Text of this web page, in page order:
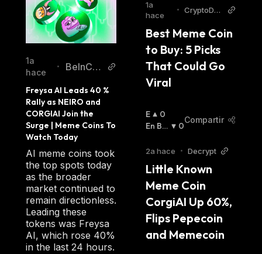
1a
hace
•
BeInCry
Freysa AI Leads 40 %
Rally as NEIRO and
CORGIAI Join the
Surge | Meme Coins To
Watch Today
AI meme coins took
the top spots today
as the broader
market continued to
remain directionless.
Leading these
tokens was Freysa
AI, which rose 40%
in the last 24 hours.
1a
hace
•
CryptoDail
Best Meme Coin
to Buy: 5 Picks
That Could Go
Viral
E
N
L
A
:
0
En Baj
0
Compartir
2a hace • Decrypt
Little Known
Meme Coin
CorgiAI Up 60%,
Flips Pepecoin
and Memecoin